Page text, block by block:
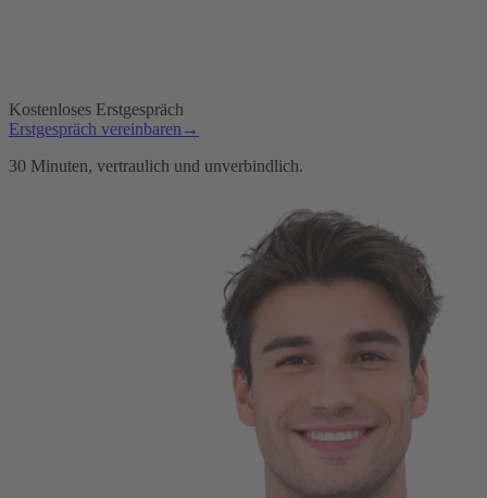
Kostenloses Erstgespräch
Erstgespräch vereinbaren →
30 Minuten, vertraulich und unverbindlich.